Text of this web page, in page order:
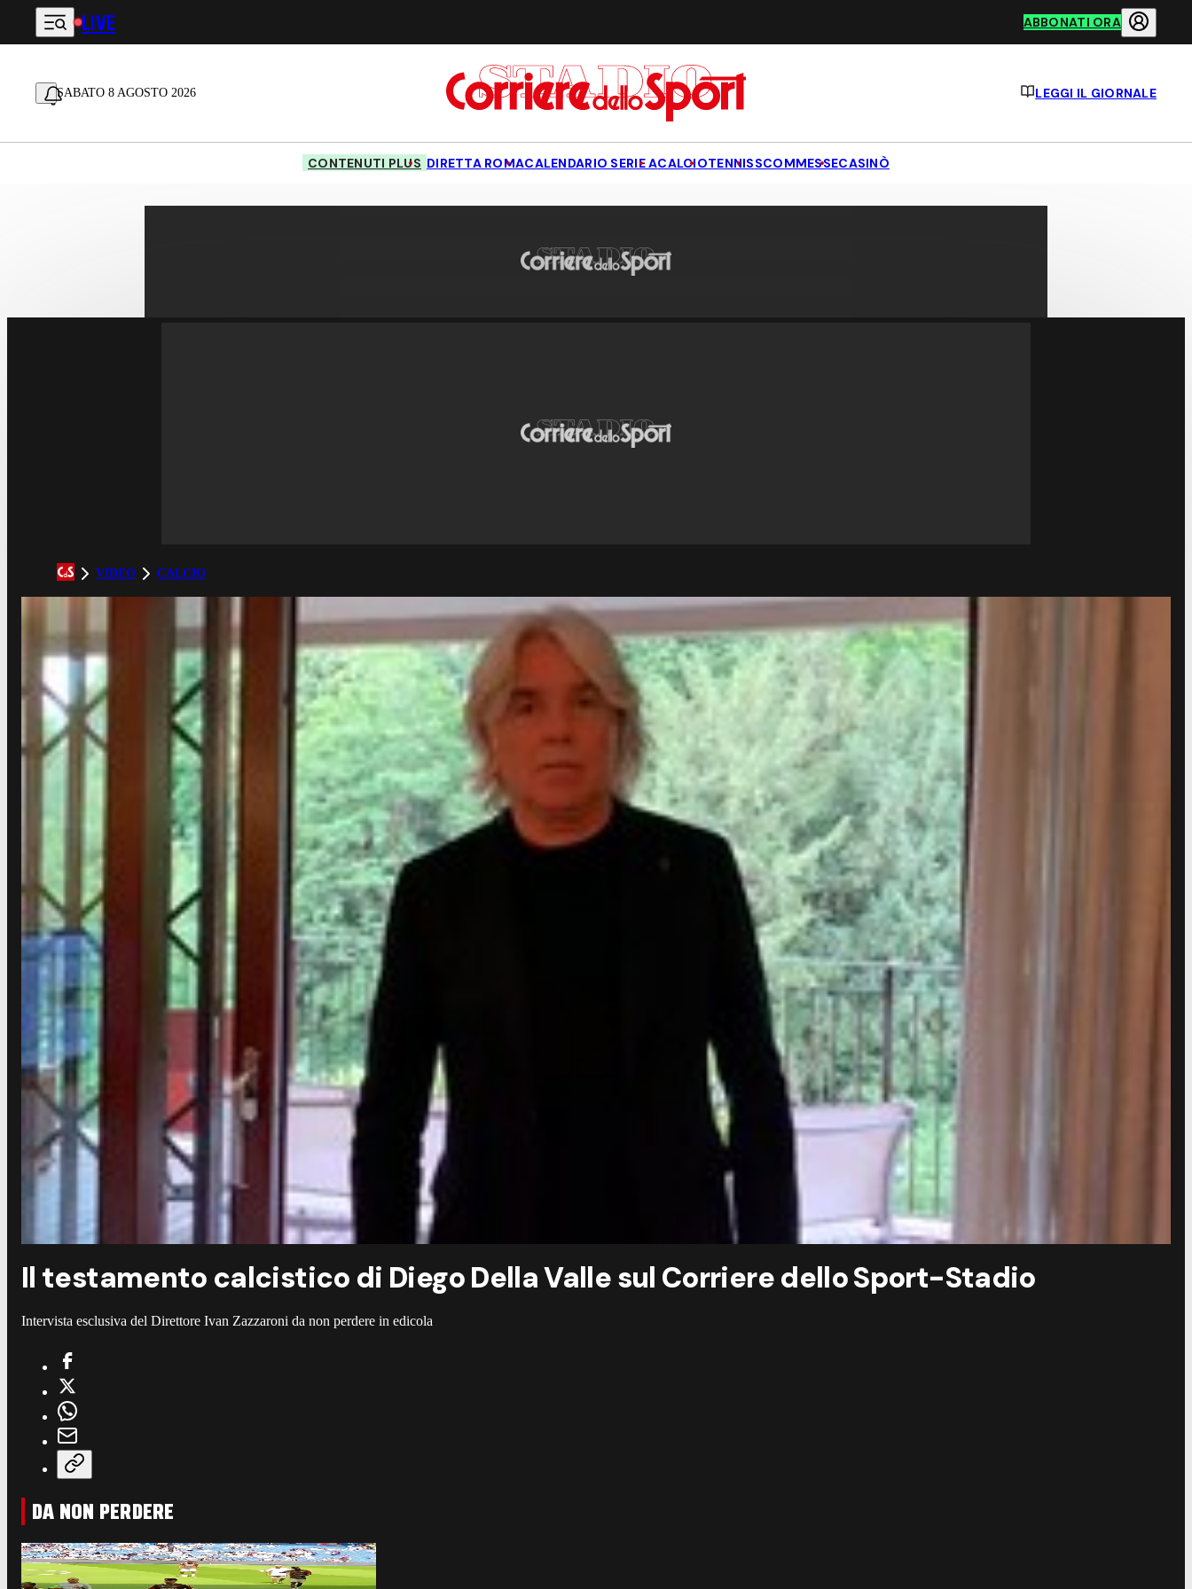
Vai al contenuto principale
LIVE ABBONATI ORA
SABATO 8 AGOSTO 2026 LEGGI IL GIORNALE
CONTENUTI PLUS DIRETTA ROMACALENDARIO SERIE ACALCIOTENNISSCOMMESSECASINÒ
VIDEO CALCIO
Il testamento calcistico di Diego Della Valle sul Corriere dello Sport-Stadio
Intervista esclusiva del Direttore Ivan Zazzaroni da non perdere in edicola
DA NON PERDERE